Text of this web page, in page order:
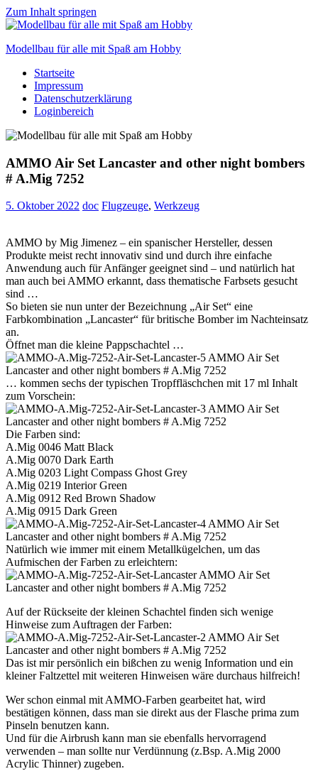
Zum Inhalt springen
Modellbau für alle mit Spaß am Hobby
Scale
modelling
to
Startseite
Impressum
Datenschutzerklärung
Loginbereich
AMMO Air Set Lancaster and other night bombers
# A.Mig 7252
5. Oktober 2022 doc Flugzeuge, Werkzeug
AMMO by Mig Jimenez – ein spanischer Hersteller, dessen
Produkte meist recht innovativ sind und durch ihre einfache
Anwendung auch für Anfänger geeignet sind – und natürlich hat
man auch bei AMMO erkannt, dass thematische Farbsets gesucht
sind …
So bieten sie nun unter der Bezeichnung „Air Set“ eine
Farbkombination „Lancaster“ für britische Bomber im Nachteinsatz
an.
Öffnet man die kleine Pappschachtel …
… kommen sechs der typischen Tropffläschchen mit 17 ml Inhalt
zum Vorschein:
Die Farben sind:
A.Mig 0046 Matt Black
A.Mig 0070 Dark Earth
A.Mig 0203 Light Compass Ghost Grey
A.Mig 0219 Interior Green
A.Mig 0912 Red Brown Shadow
A.Mig 0915 Dark Green
Natürlich wie immer mit einem Metallkügelchen, um das
Aufmischen der Farben zu erleichtern:
Auf der Rückseite der kleinen Schachtel finden sich wenige
Hinweise zum Auftragen der Farben:
Das ist mir persönlich ein bißchen zu wenig Information und ein
kleiner Faltzettel mit weiteren Hinweisen wäre durchaus hilfreich!
Wer schon einmal mit AMMO-Farben gearbeitet hat, wird
bestätigen können, dass man sie direkt aus der Flasche prima zum
Pinseln benutzen kann.
Und für die Airbrush kann man sie ebenfalls hervorragend
verwenden – man sollte nur Verdünnung (z.Bsp. A.Mig 2000
Acrylic Thinner) zugeben.